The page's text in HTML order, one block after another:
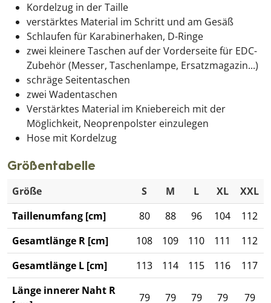
Kordelzug in der Taille
verstärktes Material im Schritt und am Gesäß
Schlaufen für Karabinerhaken, D-Ringe
zwei kleinere Taschen auf der Vorderseite für EDC-
Zubehör (Messer, Taschenlampe, Ersatzmagazin...)
schräge Seitentaschen
zwei Wadentaschen
Verstärktes Material im Kniebereich mit der
Möglichkeit, Neoprenpolster einzulegen
Hose mit Kordelzug
Größentabelle
Größe S M L XL
XXL
Taillenumfang [cm]
80 88 96 104
112
Gesamtlänge R [cm]
108 109 110 111
112
Gesamtlänge L [cm]
113 114 115 116
117
Länge innerer Naht R
79 79 79 79 79